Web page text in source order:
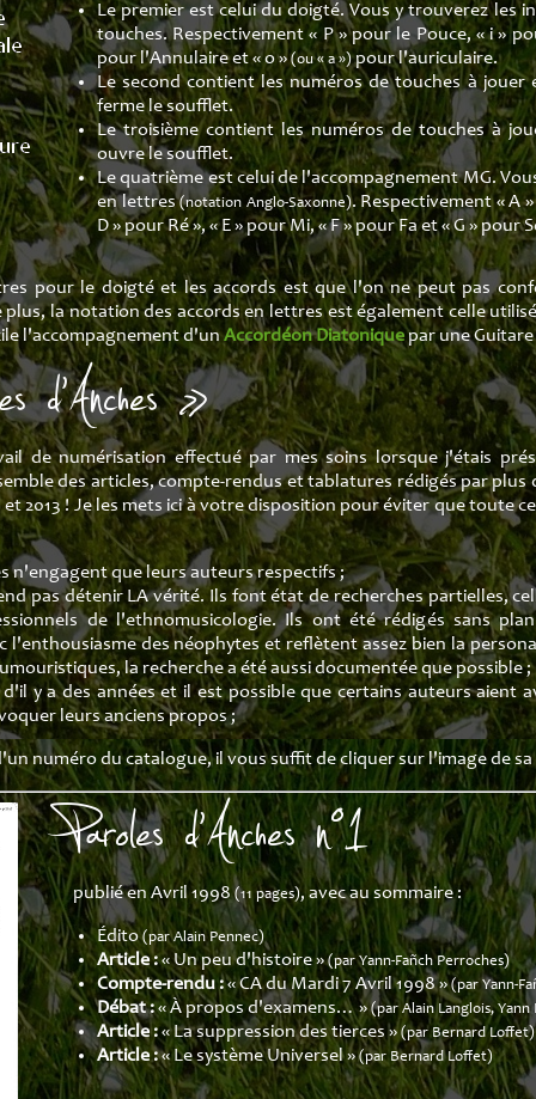
Le premier est celui du doigté. Vous y trouverez les
touches. Respectivement « P » pour le Pouce, « i »
pour l'Annulaire et « o »(ou « a »)pour l'auriculaire.
Le second contient les numéros de touches à jouer
ferme le soufflet.
Le troisième contient les numéros de touches à
ouvre le soufflet.
Le quatrième est celui de l'accompagnement MG.
en lettres(notation Anglo-Saxonne). Respectivement « A
D » pour Ré », « E » pour Mi, « F » pour Fa et « G » pour
pour le doigté et les accords est que l'on ne peut pas
la notation des accords en lettres est également celle
l'accompagnement d'unAccordéon Diatoniquepar une Guitare
d'Anches »
de numérisation effectué par mes soins lorsque j'étais
des articles, compte-rendus et tablatures rédigés par
2013 ! Je les mets ici à votre disposition pour éviter que toute
n'engagent que leurs auteurs respectifs ;
pas détenir LA vérité. Ils font état de recherches partielles,
de l'ethnomusicologie. Ils ont été rédigés sans
l'enthousiasme des néophytes et reflètent assez bien la
la recherche a été aussi documentée que possible ;
y a des années et il est possible que certains auteurs aient
leurs anciens propos ;
numéro du catalogue, il vous suffit de cliquer sur l'image de
Paroles d'Anches n°1
publié en Avril 1998(11 pages), avec au sommaire :
Édito(par Alain Pennec)
Article :« Un peu d'histoire »(par Yann-Fañch Perroches)
Compte-rendu :« CA du Mardi 7 Avril 1998 »(par Yann-
Débat :« À propos d'examens… »(par Alain Langlois,
Article :« La suppression des tierces » (par Bernard Loffet)
Article :« Le système Universel »(par Bernard Loffet)